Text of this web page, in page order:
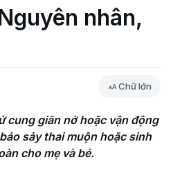
nhân,
Chữ lớn
cung giãn nở hoặc vận động
sảy thai muộn hoặc sinh
cho mẹ và bé.